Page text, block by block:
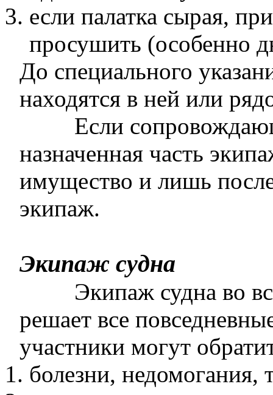
если палатка сырая,
просушить (особенно
До специального
находятся в ней или
Если
назначенная часть
имущество и лишь после
экипаж.
Экипаж судна
Экипаж судна во
решает все
участники могут
болезни, недомогания,